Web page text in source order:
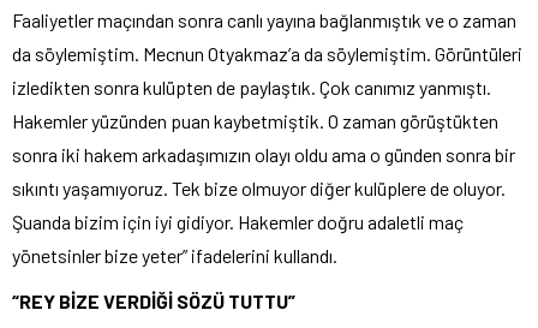
Faaliyetler maçından sonra canlı yayına bağlanmıştık ve o zaman
da söylemiştim. Mecnun Otyakmaz’a da söylemiştim. Görüntüleri
izledikten sonra kulüpten de paylaştık. Çok canımız yanmıştı.
Hakemler yüzünden puan kaybetmiştik. O zaman görüştükten
sonra iki hakem arkadaşımızın olayı oldu ama o günden sonra bir
sıkıntı yaşamıyoruz. Tek bize olmuyor diğer kulüplere de oluyor.
Şuanda bizim için iyi gidiyor. Hakemler doğru adaletli maç
yönetsinler bize yeter” ifadelerini kullandı.
“REY BİZE VERDİĞİ SÖZÜ TUTTU”